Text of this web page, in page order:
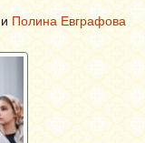
иПолина Евграфова